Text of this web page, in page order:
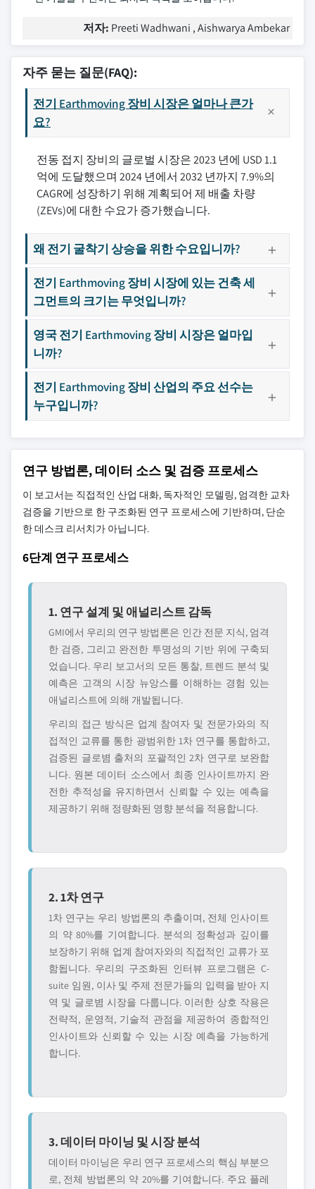
저자: Preeti Wadhwani , Aishwarya Ambekar
자주 묻는 질문(FAQ):
전기 Earthmoving 장비 시장은 얼마나 큰가
요?
전동 접지 장비의 글로벌 시장은 2023 년에 USD 1.1
억에 도달했으며 2024 년에서 2032 년까지 7.9%의
CAGR에 성장하기 위해 계획되어 제 배출 차량
(ZEVs)에 대한 수요가 증가했습니다.
왜 전기 굴착기 상승을 위한 수요입니까?
전기 Earthmoving 장비 시장에 있는 건축 세
그먼트의 크기는 무엇입니까?
영국 전기 Earthmoving 장비 시장은 얼마입
니까?
전기 Earthmoving 장비 산업의 주요 선수는
누구입니까?
연구 방법론, 데이터 소스 및 검증 프로세스
이 보고서는 직접적인 산업 대화, 독자적인 모델링, 엄격한 교차
검증을 기반으로 한 구조화된 연구 프로세스에 기반하며, 단순
한 데스크 리서치가 아닙니다.
6단계 연구 프로세스
1. 연구 설계 및 애널리스트 감독
GMI에서 우리의 연구 방법론은 인간 전문 지식, 엄격
한 검증, 그리고 완전한 투명성의 기반 위에 구축되
었습니다. 우리 보고서의 모든 통찰, 트렌드 분석 및
예측은 고객의 시장 뉴앙스를 이해하는 경험 있는
애널리스트에 의해 개발됩니다.
우리의 접근 방식은 업계 참여자 및 전문가와의 직
접적인 교류를 통한 광범위한 1차 연구를 통합하고,
검증된 글로볌 출처의 포괄적인 2차 연구로 보완합
니다. 원본 데이터 소스에서 최종 인사이트까지 완
전한 추적성을 유지하면서 신뢰할 수 있는 예측을
제공하기 위해 정량화된 영향 분석을 적용합니다.
2. 1차 연구
1차 연구는 우리 방법론의 추출이며, 전체 인사이트
의 약 80%를 기여합니다. 분석의 정확성과 깊이를
보장하기 위해 업계 참여자와의 직접적인 교류가 포
함됩니다. 우리의 구조화된 인터뷰 프로그램은 C-
suite 임원, 이사 및 주제 전문가들의 입력을 받아 지
역 및 글로볌 시장을 다룹니다. 이러한 상호 작용은
전략적, 운영적, 기술적 관점을 제공하여 종합적인
인사이트와 신뢰할 수 있는 시장 예측을 가능하게
합니다.
3. 데이터 마이닝 및 시장 분석
데이터 마이닝은 우리 연구 프로세스의 핵심 부분으
로, 전체 방법론의 약 20%를 기여합니다. 주요 플레